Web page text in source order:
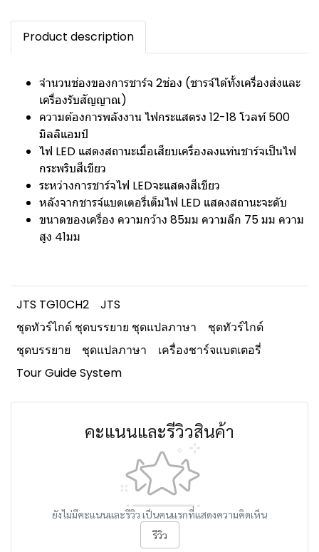
Product description
จำนวนช่องของการชาร์จ 2ช่อง (ชารจ์ได้ทั้งเครื่องส่งและ
เครื่องรับสัญญาณ)
ความต้องการพลังงาน ไฟกระแสตรง 12-18 โวลท์ 500
มิลลิแอมป์
ไฟ LED แสดงสถานะเมื่อเสียบเครื่องลงแท่นชาร์จเป็นไฟ
กระพริบสีเขียว
ระหว่างการชาร์จไฟ LEDจะแสดงสีเขียว
หลังจากชารจ์แบตเตอรี่เต็มไฟ LED แสดงสถานะจะดับ
ขนาดของเครื่อง ความกว้าง 85มม ความลึก 75 มม ความ
สูง 41มม
JTS TG10CH2
JTS
ชุดทัวร์ไกด์ ชุดบรรยาย ชุดแปลภาษา
ชุดทัวร์ไกด์
ชุดบรรยาย
ชุดแปลภาษา
เครื่องชาร์จแบตเตอรี่
Tour Guide System
คะแนนและรีวิวสินค้า
ยังไม่มีคะแนนและรีวิว เป็นคนแรกที่แสดงความคิดเห็น
รีวิว